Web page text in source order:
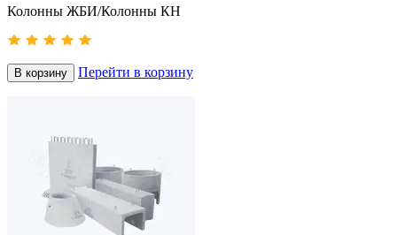
Колонны ЖБИ/Колонны КН
В корзину Перейти в корзину